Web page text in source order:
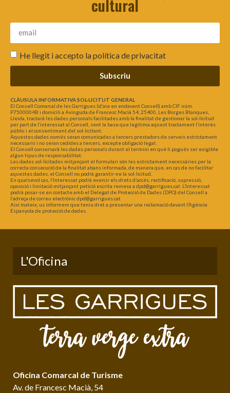
cultural
He llegit i accepto lapolítica de privacitat
Subscriu
CLÀUSULA INFORMATIVA SOL·LICITUT GENERAL
El Consell Comarcal de les Garrigues (d’ara en endavant Consell) amb CIF núm.
P7500004B i domicili a Avinguda de Francesc Macià 54, 25400, Les Borges Blanques,
Lleida, tractarà les dades personals facilitades amb la finalitat de gestionar la sol·licitud
per part de l’interessat al Consell, sent la base que legitima aquest tractament l’interès
públic i el consentiment del sol·licitant.
Aquestes dades només seran comunicades a tercers prestadors de serveis estrictament
necessaris i no seran cedides a tercers, excepte obligació legal.
El Consell conservarà les dades personals durant el termini en què li pogués ser exigible
algun tipus de responsabilitat.
Les dades sol·licitades mitjançant el formulari són les estrictament necessàries per la
correcta consecució de la finalitat abans informada, de manera que, en cas de no facilitar
aquestes dades, el Consell no podrà garantir-ne la sol·licitud.
En qualsevol cas, l’Interessat podrà exercir els drets d’accés, rectificació, supressió,
oposició i limitació mitjançant petició escrita remesa a dpd@garrigues.cat. L’Interessat
podrà posar-se en contacte amb el Delegat de Protecció de Dades (DPO) del Consell a
l’adreça de correu electrònic dpd@garrigues.cat
Així mateix, us informem que teniu dret a presentar una reclamació davant l’Agència
Espanyola de protecció de dades.
L'Oficina
Oficina Comarcal de Turisme
Av. de Francesc Macià, 54